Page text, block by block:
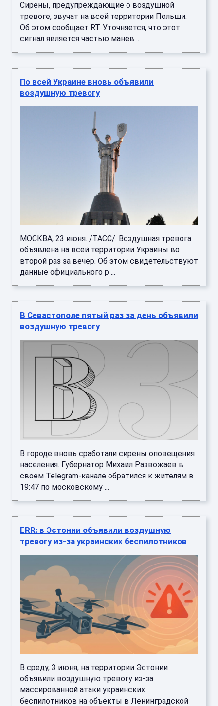
Сирены, предупреждающие о воздушной
тревоге, звучат на всей территории Польши.
Об этом сообщает RT. Уточняется, что этот
сигнал является частью манев ...
По всей Украине вновь объявили
воздушную тревогу
МОСКВА, 23 июня. /ТАСС/. Воздушная тревога
объявлена на всей территории Украины во
второй раз за вечер. Об этом свидетельствуют
данные официального р ...
В Севастополе пятый раз за день объявили
воздушную тревогу
В городе вновь сработали сирены оповещения
населения. Губернатор Михаил Развожаев в
своем Telegram-канале обратился к жителям в
19:47 по московскому ...
ERR: в Эстонии объявили воздушную
тревогу из-за украинских беспилотников
В среду, 3 июня, на территории Эстонии
объявили воздушную тревогу из-за
массированной атаки украинских
беспилотников на объекты в Ленинградской